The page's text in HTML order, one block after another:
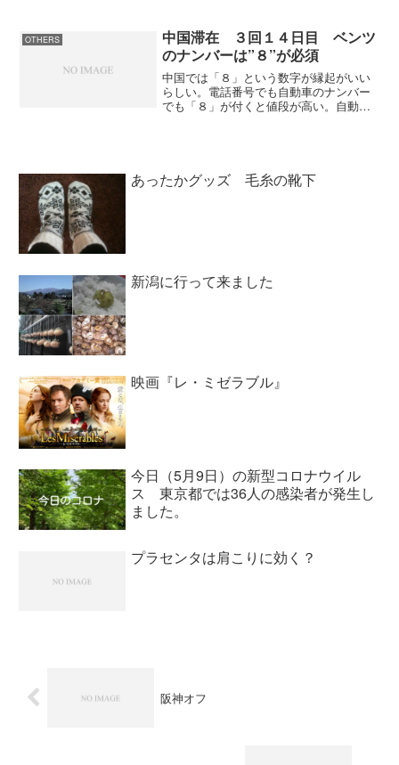
に対しての議決権が消えたうえに、株式
の３分の１以上を獲得したので...
OTHERS
中国滞在 ３回１４日目 ベンツ
のナンバーは”８”が必須
中国では「８」という数字が縁起がいい
らしい。電話番号でも自動車のナンバー
でも「８」が付くと値段が高い。自動車
あったかグッズ 毛糸の靴下
新潟に行って来ました
映画『レ・ミゼラブル』
今日（5月9日）の新型コロナウイル
ス 東京都では36人の感染者が発生し
ました。
プラセンタは肩こりに効く？
阪神オフ